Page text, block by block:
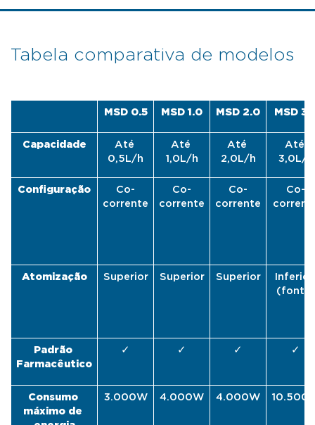
Tabela comparativa de modelos
MSD 0.5 MSD 1.0 MSD 2.0 MSD
Capacidade
Até
0,5L/h
Até
1,0L/h
Até
2,0L/h
Até
3,0L/h
Configuração
Co-
corrente
Co-
corrente
Co-
corrente
Co-
Atomização Superior Superior Superior
Inferior
(fonte)
Padrão
Farmacêutico
✓ ✓ ✓ ✓
Consumo
máximo de
3.000W 4.000W 4.000W